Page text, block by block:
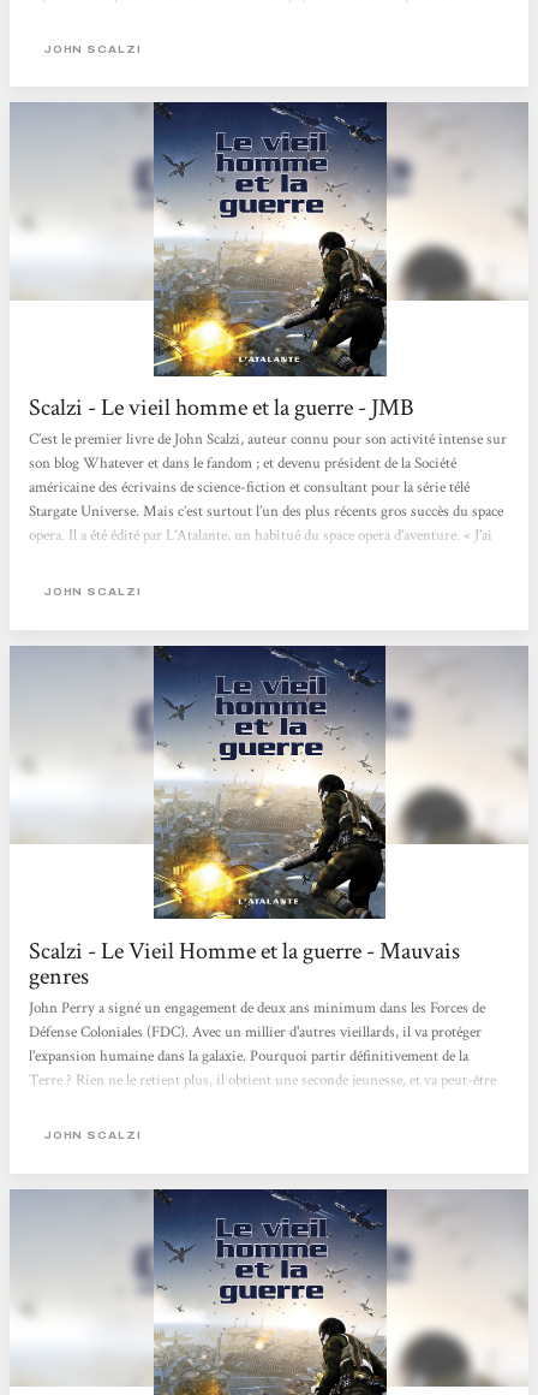
s’engager dans les Forces de défense coloniale qui protègent l’humanité contre
s’engager et à...
JOHN SCALZI
Scalzi - Le vieil homme et la guerre - JMB
C’est le premier livre de John Scalzi, auteur connu pour son activité intense sur
son blog Whatever et dans le fandom ; et devenu président de la Société
américaine des écrivains de science-fiction et consultant pour la série télé
Stargate Universe. Mais c’est surtout l’un des plus récents gros succès du space
opera. Il a été édité par L’Atalante, un habitué du space opera d’aventure. « J’ai
ma femme. Puis je me suis engagé. » Le ton est donné...
JOHN SCALZI
Scalzi - Le Vieil Homme et la guerre - Mauvais
genres
John Perry a signé un engagement de deux ans minimum dans les Forces de
Défense Coloniales (FDC). Avec un millier d'autres vieillards, il va protéger
l'expansion humaine dans la galaxie. Pourquoi partir définitivement de la
Terre ? Rien ne le retient plus, il obtient une seconde jeunesse, et va peut-être
vie pour s'engager. Pourquoi ? Pour retrouver une seconde jeunesse et défendre
rendre vivante est bien plus complexe. Pour son premier roman, John...
JOHN SCALZI